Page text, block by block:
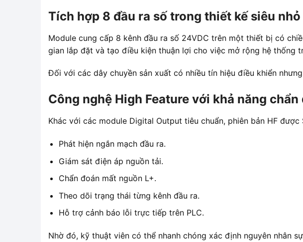
Tích hợp 8 đầu ra số trong thiết kế siêu nhỏ
Module cung cấp 8 kênh đầu ra số 24VDC trên một thiết bị có
gian lắp đặt và tạo điều kiện thuận lợi cho việc mở rộng hệ thống
Đối với các dây chuyền sản xuất có nhiều tín hiệu điều khiển
Công nghệ High Feature với khả năng chẩn
Khác với các module Digital Output tiêu chuẩn, phiên bản HF
Phát hiện ngắn mạch đầu ra.
Giám sát điện áp nguồn tải.
Chẩn đoán mất nguồn L+.
Theo dõi trạng thái từng kênh đầu ra.
Hỗ trợ cảnh báo lỗi trực tiếp trên PLC.
Nhờ đó, kỹ thuật viên có thể nhanh chóng xác định nguyên nhân